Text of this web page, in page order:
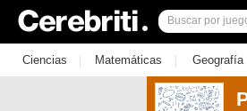
Ciencias | Matemáticas | Geografía